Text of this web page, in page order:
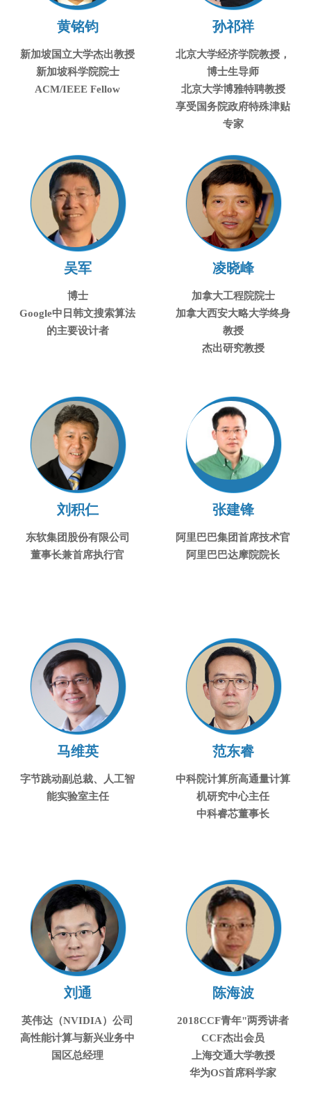
黄铭钧
新加坡国立大学杰出教授
新加坡科学院院士
ACM/IEEE Fellow
孙祁祥
北京大学经济学院教授，
博士生导师
北京大学博雅特聘教授
享受国务院政府特殊津贴
专家
吴军
博士
Google中日韩文搜索算法
的主要设计者
凌晓峰
加拿大工程院院士
加拿大西安大略大学终身
教授
杰出研究教授
刘积仁
东软集团股份有限公司
董事长兼首席执行官
张建锋
阿里巴巴集团首席技术官
阿里巴巴达摩院院长
马维英
字节跳动副总裁、人工智
能实验室主任
范东睿
中科院计算所高通量计算
机研究中心主任
中科睿芯董事长
刘通
英伟达（NVIDIA）公司
高性能计算与新兴业务中
国区总经理
陈海波
2018CCF青年"两秀讲者
CCF杰出会员
上海交通大学教授
华为OS首席科学家